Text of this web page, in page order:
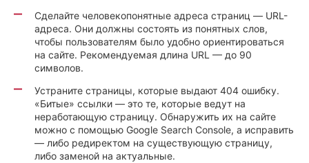
Сделайте человекопонятные адреса страниц — URL-
адреса. Они должны состоять из понятных слов,
чтобы пользователям было удобно ориентироваться
на сайте. Рекомендуемая длина URL — до 90
символов.
Устраните страницы, которые выдают 404 ошибку.
«Битые» ссылки — это те, которые ведут на
неработающую страницу. Обнаружить их на сайте
можно с помощью Google Search Console, а исправить
— либо редиректом на существующую страницу,
либо заменой на актуальные.